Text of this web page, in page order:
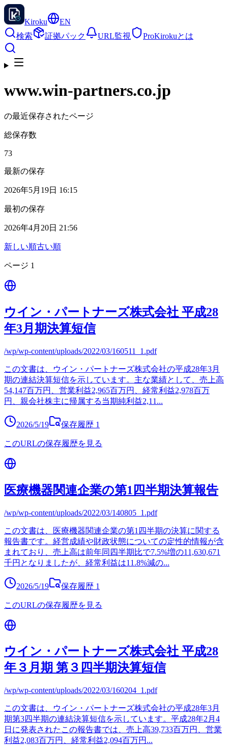
Kiroku
EN
検索
証拠パック URL監視 ProKirokuとは
www.win-partners.co.jp
の最近保存されたページ
総保存数
73
最新の保存
2026年5月19日 16:15
最初の保存
2026年4月20日 21:56
新しい順古い順
ページ 1
ウイン・パートナーズ株式会社 平成28
年3月期決算短信
/wp/wp-content/uploads/2022/03/160511_1.pdf
この文書は、ウイン・パートナーズ株式会社の平成28年3月
期の連結決算短信を示しています。主な業績として、売上高
54,147百万円、営業利益2,965百万円、経常利益2,978百万
円、親会社株主に帰属する当期純利益2,11 ...
2026/5/19 保存履歴 1
このURLの保存履歴を見る
医療機器関連企業の第1四半期決算報告
/wp/wp-content/uploads/2022/03/140805_1.pdf
この文書は、医療機器関連企業の第1四半期の決算に関する
報告書です。経営成績や財政状態についての定性的情報が含
まれており、売上高は前年同四半期比で7.5%増の11,630,671
千円となりましたが、経常利益は11.8%減の...
2026/5/19 保存履歴 1
このURLの保存履歴を見る
ウイン・パートナーズ株式会社 平成28
年３月期 第３四半期決算短信
/wp/wp-content/uploads/2022/03/160204_1.pdf
この文書は、ウイン・パートナーズ株式会社の平成28年3月
期第3四半期の連結決算短信を示しています。平成28年2月4
日に発表されたこの報告書では、売上高39,733百万円、営業
利益2,083百万円、経常利益2,094百万円 ...